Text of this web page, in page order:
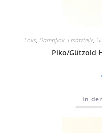
Loks, Dampflok, Ersatzteile,
Piko/Gützold
In